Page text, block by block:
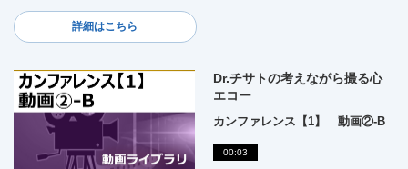
詳細はこちら
Dr.チサトの考えながら撮る心
エコー
カンファレンス【1】 動画②-B
00:03